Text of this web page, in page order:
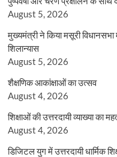
August 5, 2026
मुख्यमंत्री ने किया मसूरी
शिलान्यास
August 5, 2026
शैक्षणिक आकांक्षाओं का उत्सव
August 4, 2026
शिक्षाओं की उत्तरदायी व्याख्या का
August 4, 2026
डिजिटल युग में उत्तरदायी धार्मिक